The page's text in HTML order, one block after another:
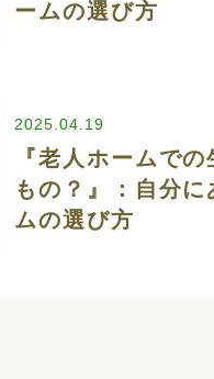
ームの選び方
2025.04.19
『老人ホームで
もの？』：自分
ムの選び方